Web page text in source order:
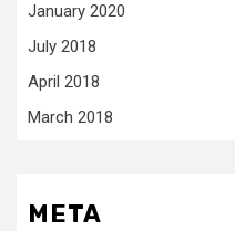
January 2020
July 2018
April 2018
March 2018
META